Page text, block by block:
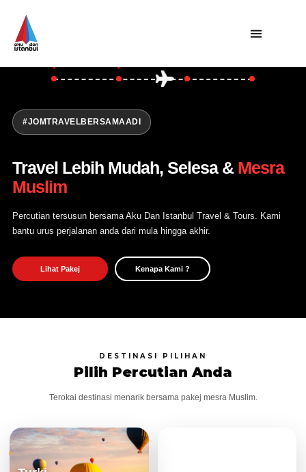
Utama
Open Trip
Hubungi Kami
#JOMTRAVELBERSAMAADI
Travel Lebih Mudah, Selesa & Mesra
Muslim
Percutian tersusun bersama Aku Dan Istanbul Travel & Tours. Kami
bantu urus perjalanan anda dari mula hingga akhir.
Lihat Pakej Kenapa Kami ?
DESTINASI PILIHAN
Pilih Percutian Anda
Terokai destinasi menarik bersama pakej mesra Muslim.